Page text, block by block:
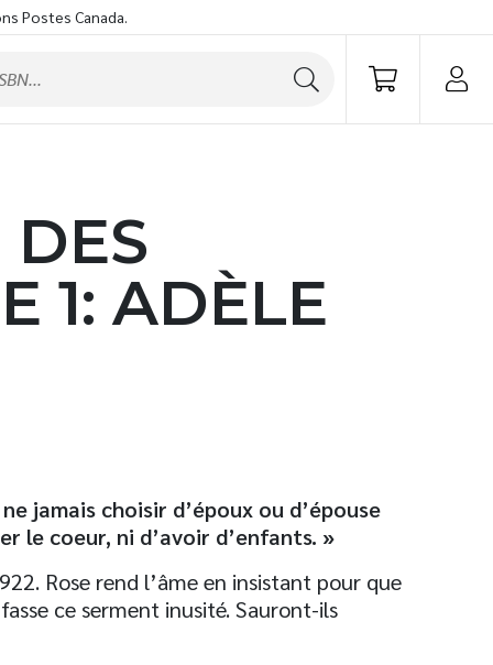
Postes Canada.
1: ADÈLE
jamais choisir d’époux ou d’épouse
le coeur, ni d’avoir d’enfants. »
Rose rend l’âme en insistant pour que
ce serment inusité. Sauront-ils